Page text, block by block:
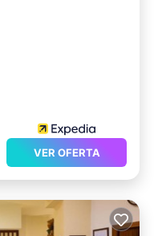
VER OFERTA